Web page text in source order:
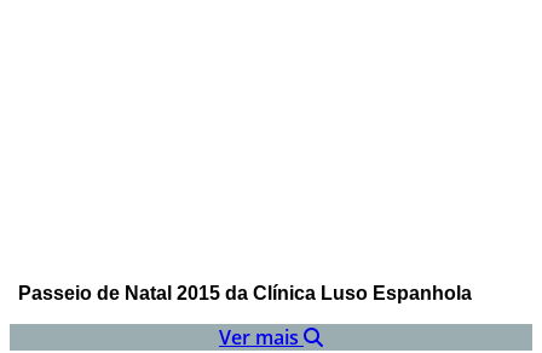
Passeio de Natal 2015 da Clínica Luso Espanhola
Ver mais